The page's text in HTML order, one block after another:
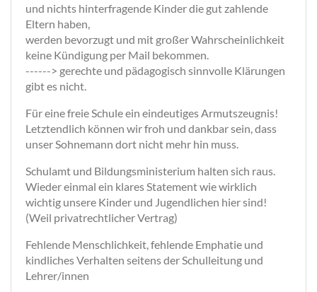
und nichts hinterfragende Kinder die gut zahlende
Eltern haben,
werden bevorzugt und mit großer Wahrscheinlichkeit
keine Kündigung per Mail bekommen.
------> gerechte und pädagogisch sinnvolle Klärungen
gibt es nicht.
Für eine freie Schule ein eindeutiges Armutszeugnis!
Letztendlich können wir froh und dankbar sein, dass
unser Sohnemann dort nicht mehr hin muss.
Schulamt und Bildungsministerium halten sich raus.
Wieder einmal ein klares Statement wie wirklich
wichtig unsere Kinder und Jugendlichen hier sind!
(Weil privatrechtlicher Vertrag)
Fehlende Menschlichkeit, fehlende Emphatie und
kindliches Verhalten seitens der Schulleitung und
Lehrer/innen